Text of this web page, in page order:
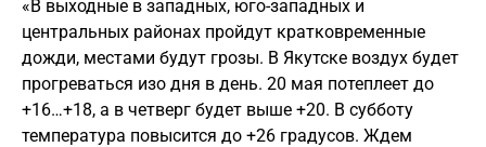
«В выходные в западных, юго-западных и
центральных районах пройдут кратковременные
дожди, местами будут грозы. В Якутске воздух будет
прогреваться изо дня в день. 20 мая потеплеет до
+16…+18, а в четверг будет выше +20. В субботу
температура повысится до +26 градусов. Ждем